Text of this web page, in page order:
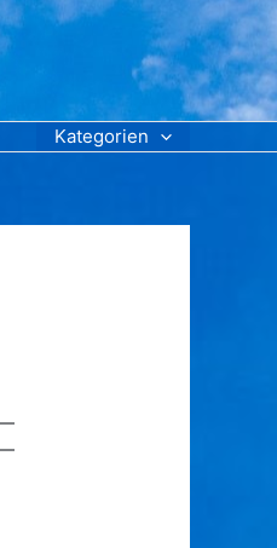
Kategorien